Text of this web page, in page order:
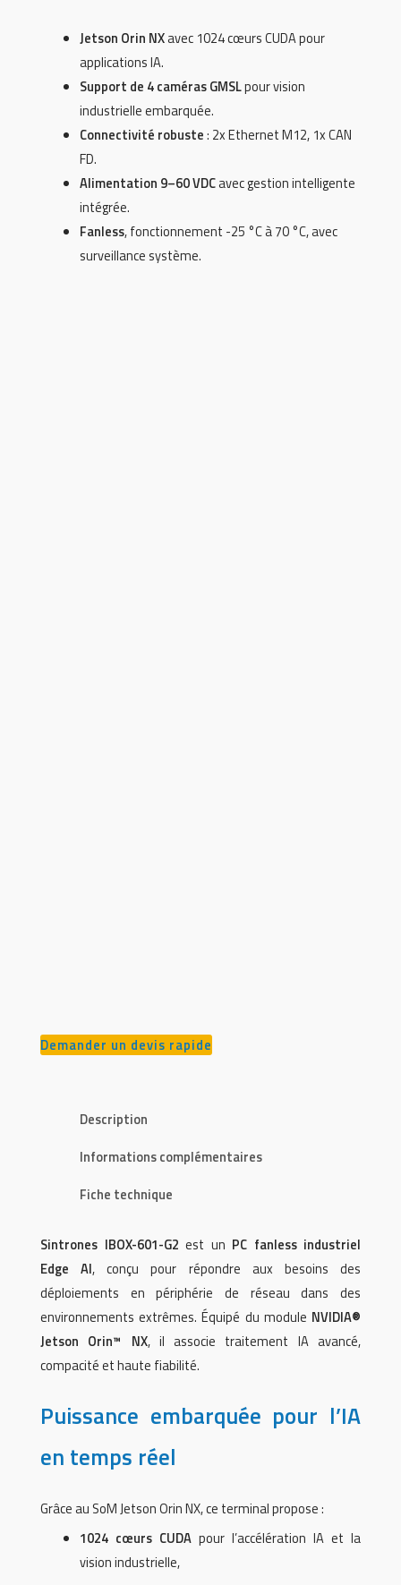
Jetson Orin NXavec 1024 cœurs CUDA pour
applications IA.
Support de 4 caméras GMSLpour vision
industrielle embarquée.
Connectivité robuste: 2x Ethernet M12, 1x CAN
FD.
Alimentation 9–60 VDCavec gestion intelligente
intégrée.
Fanless, fonctionnement -25 °C à 70 °C, avec
surveillance système.
Demander un devis rapide
Description
Informations complémentaires
Fiche technique
Sintrones IBOX-601-G2 est un PC fanless industriel
Edge AI, conçu pour répondre aux besoins des
déploiements en périphérie de réseau dans des
environnements extrêmes. Équipé du module NVIDIA®
Jetson Orin™ NX, il associe traitement IA avancé,
compacité et haute fiabilité.
Puissance embarquée pour l’IA
en temps réel
Grâce au SoM Jetson Orin NX, ce terminal propose :
1024 cœurs CUDApour l’accélération IA et la
vision industrielle,